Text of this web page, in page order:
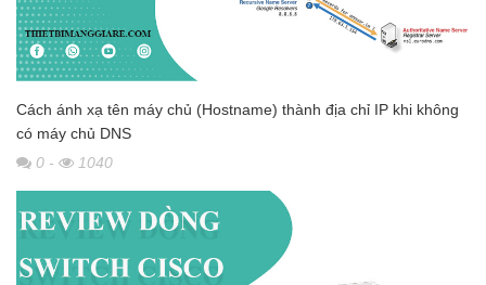
Cách ánh xạ tên máy chủ (Hostname) thành địa chỉ IP khi không
có máy chủ DNS
0 - 1040